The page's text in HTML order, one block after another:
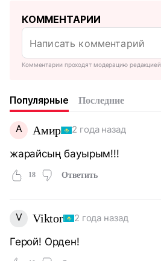
КОММЕНТАРИИ
Комментарии проходят модерацию редакцией
Популярные Последние
А Амир 2 года назад
жарайсың бауырым!!!
18 Ответить
V Viktor 2 года назад
Герой! Орден!